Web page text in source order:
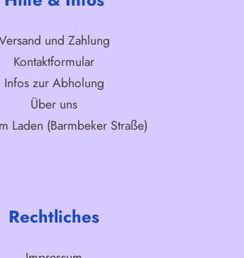
und Zahlung
Kontaktformular
Infos zur Abholung
Über uns
Laden (Barmbeker Straße)
Rechtliches